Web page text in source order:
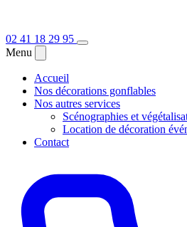
02 41 18 29 95
Menu
Accueil
Nos décorations gonflables
Nos autres services
Scénographies et
Location de décoration
Contact